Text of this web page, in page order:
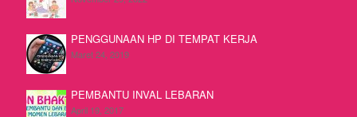
PENGGUNAAN HP DI TEMPAT KERJA
Maret 24, 2019
PEMBANTU INVAL LEBARAN
April 19, 2017